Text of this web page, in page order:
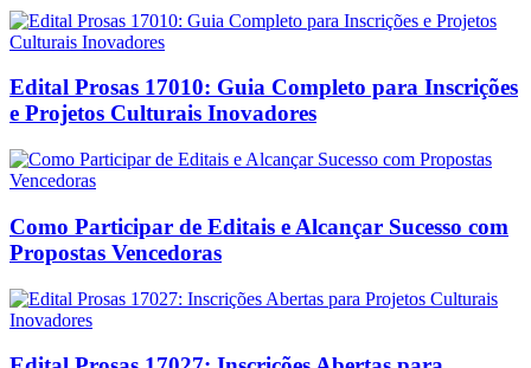
Edital Prosas 17010: Guia Completo para Inscrições
e Projetos Culturais Inovadores
Como Participar de Editais e Alcançar Sucesso com
Propostas Vencedoras